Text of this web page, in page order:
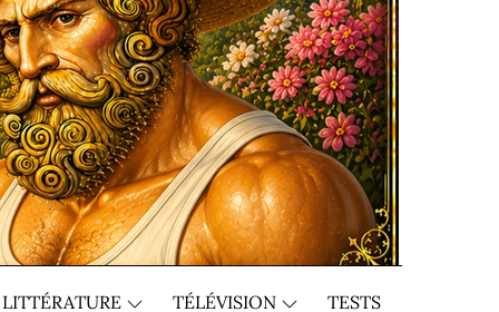
LITTÉRATURE TÉLÉVISION TESTS